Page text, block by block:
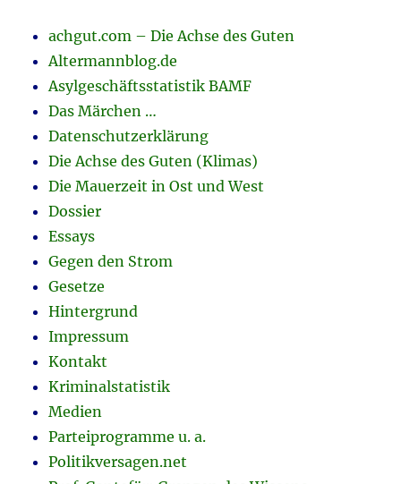
achgut.com – Die Achse des Guten
Altermannblog.de
Asylgeschäftsstatistik BAMF
Das Märchen …
Datenschutzerklärung
Die Achse des Guten (Klimas)
Die Mauerzeit in Ost und West
Dossier
Essays
Gegen den Strom
Gesetze
Hintergrund
Impressum
Kontakt
Kriminalstatistik
Medien
Parteiprogramme u. a.
Politikversagen.net